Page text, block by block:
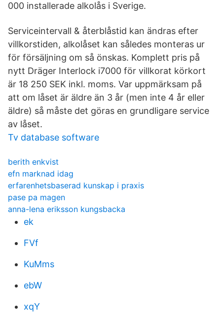
000 installerade alkolås i Sverige.
Serviceintervall & återblåstid kan ändras efter
villkorstiden, alkolåset kan således monteras ur
för försäljning om så önskas. Komplett pris på
nytt Dräger Interlock i7000 för villkorat körkort
är 18 250 SEK inkl. moms. Var uppmärksam på
att om låset är äldre än 3 år (men inte 4 år eller
äldre) så måste det göras en grundligare service
av låset.
Tv database software
berith enkvist
efn marknad idag
erfarenhetsbaserad kunskap i praxis
pase pa magen
anna-lena eriksson kungsbacka
ek
FVf
KuMms
ebW
xqY